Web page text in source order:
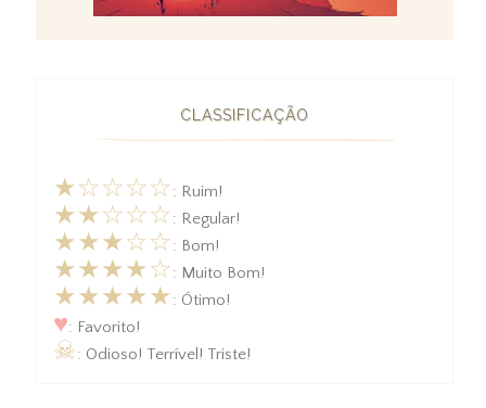
CLASSIFICAÇÃO
★☆☆☆☆: Ruim!
★★☆☆☆: Regular!
★★★☆☆: Bom!
★★★★☆: Muito Bom!
★★★★★: Ótimo!
♥: Favorito!
☠: Odioso! Terrível! Triste!